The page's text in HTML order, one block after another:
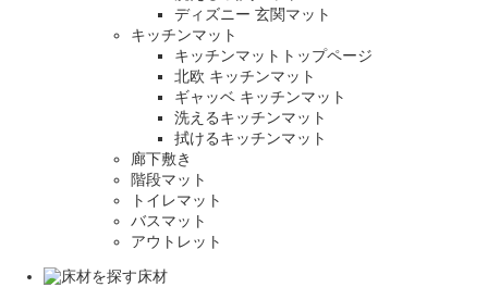
ディズニー 玄関マット
キッチンマット
キッチンマットトップページ
北欧 キッチンマット
ギャッベ キッチンマット
洗えるキッチンマット
拭けるキッチンマット
廊下敷き
階段マット
トイレマット
バスマット
アウトレット
床材